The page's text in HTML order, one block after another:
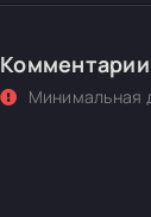
Комментарии
Минимальная